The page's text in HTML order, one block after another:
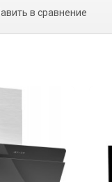
в сравнение